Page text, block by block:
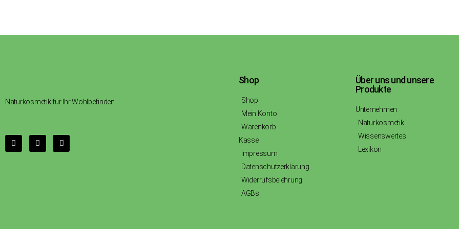
Naturkosmetik für Ihr Wohlbefinden
Shop
Shop
Mein Konto
Warenkorb
Kasse
Impressum
Datenschutzerklärung
Widerrufsbelehrung
AGBs
Über uns und unsere
Produkte
Unternehmen
Naturkosmetik
Wissenswertes
Lexikon